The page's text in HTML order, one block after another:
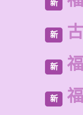
新
新
新
新